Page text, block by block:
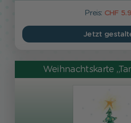
Preis: CHF
Jetzt
Weihnachtskarte